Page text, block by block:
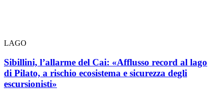
LAGO
Sibillini, l’allarme del Cai: «Afflusso record al lago
di Pilato, a rischio ecosistema e sicurezza degli
escursionisti»